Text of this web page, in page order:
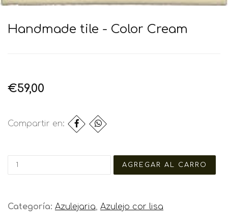
Handmade tile - Color Cream
€59,00
Compartir en:
Categoría: Azulejaria, Azulejo cor lisa